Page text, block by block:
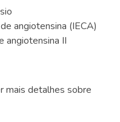
angiotensina (IECA)
angiotensina II
mais detalhes sobre